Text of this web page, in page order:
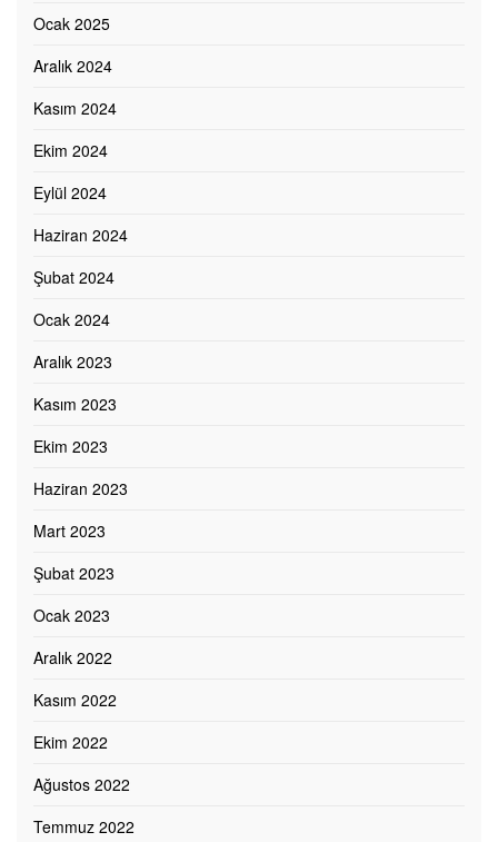
Ocak 2025
Aralık 2024
Kasım 2024
Ekim 2024
Eylül 2024
Haziran 2024
Şubat 2024
Ocak 2024
Aralık 2023
Kasım 2023
Ekim 2023
Haziran 2023
Mart 2023
Şubat 2023
Ocak 2023
Aralık 2022
Kasım 2022
Ekim 2022
Ağustos 2022
Temmuz 2022